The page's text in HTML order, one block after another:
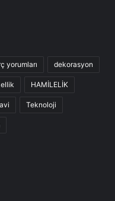
yorumları dekorasyon
HAMİLELİK
Teknoloji